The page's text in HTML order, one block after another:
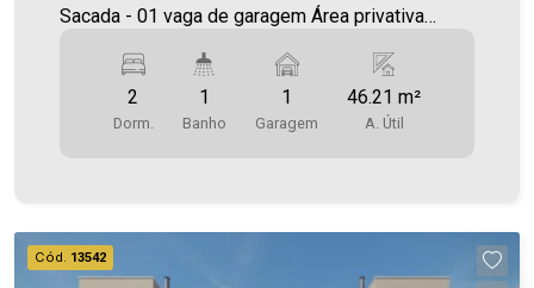
Sacada - 01 vaga de garagem Área privativa
das maiores carteiras de imóveis administrados
na cidade, tanto para locação quanto para venda.
Aproveite essa oportunidade! A hora de encontrar
prestadas são verdadeiras, todavia, reservamo-
nos o direito de corrigir qualquer erro de
2
Dorm.
1
Banho
1
Garagem
46.21 m²
A. Útil
Cód. 13542